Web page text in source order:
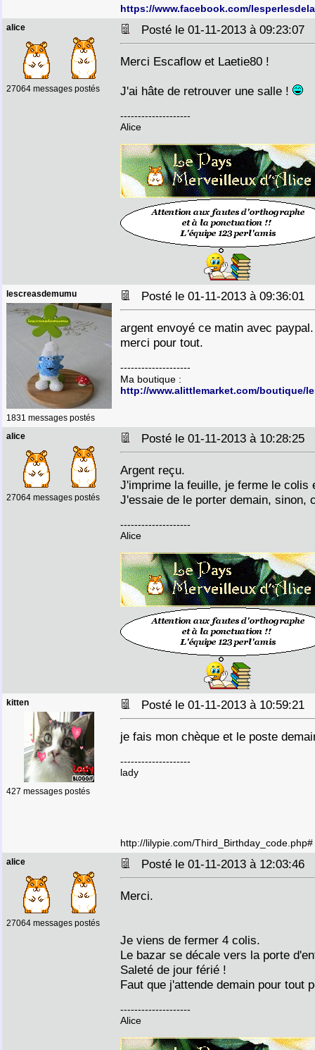
https://www.facebook.com/
alice
27064 messages postés
Posté le 01-11-2013 à 09:23:07
Merci Escaflow et Laetie80 !
J'ai hâte de retrouver une salle !
--------------------
Alice
lescreasdemumu
1831 messages postés
Posté le 01-11-2013 à 09:36:01
argent envoyé ce matin avec paypal.
merci pour tout.
--------------------
Ma boutique :
http://www.alittlemarket.com/boutique/
alice
27064 messages postés
Posté le 01-11-2013 à 10:28:25
Argent reçu.
J'imprime la feuille, je ferme le colis
J'essaie de le porter demain, sinon,
--------------------
Alice
kitten
427 messages postés
Posté le 01-11-2013 à 10:59:21
je fais mon chèque et le poste
--------------------
lady
http://lilypie.com/Third_Birthday_code.php#
alice
27064 messages postés
Posté le 01-11-2013 à 12:03:46
Merci.
Je viens de fermer 4 colis.
Le bazar se décale vers la porte
Saleté de jour férié !
Faut que j'attende demain pour tout
--------------------
Alice